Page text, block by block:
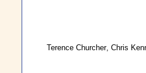
Terence Churcher, Chris